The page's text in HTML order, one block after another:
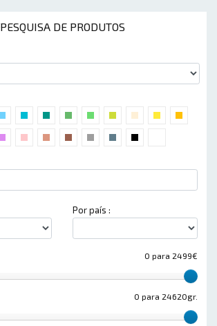
PESQUISA DE PRODUTOS
Por país :
0 para 2499€
0 para 24620gr.